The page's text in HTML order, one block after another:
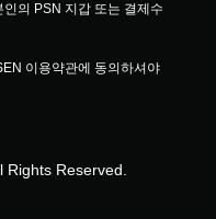
의 PSN 지갑 또는 결제수
이용약관에 동의하셔야
Reserved.